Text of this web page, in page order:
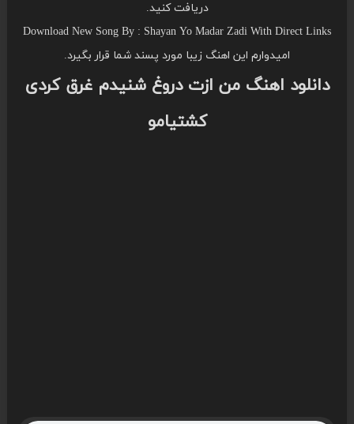
دریافت کنید.
Download New Song By : Shayan Yo Madar Zadi With Direct Links
امیدوارم این اهنگ زیبا مورد پسند شما قرار بگیرد.
دانلود اهنگ من ازت دروغ شنیدم غرق کردی
کشتیامو